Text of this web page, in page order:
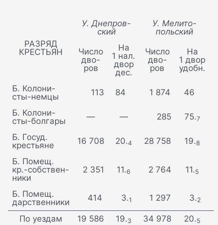
РАЗРЯД
КРЕСТЬЯН
У. Днепров-
ский
У. Мелито-
польский
Число
дво-
ров
На
1 нал.
двор
дес.
Число
дво-
ров
На
1 двор
удобн.
Б. Колони-
сты-немцы
113 84 1 874 46
Б. Колони-
сты-болгары
— — 285 75.7
Б. Госуд.
крестьяне
16 708 20.4 28 758 19.8
Б. Помещ.
кр.-собствен-
ники
2 351 11.6 2 764 11.5
Б. Помещ.
дарственники
414 3.1 1 297 3.2
По уездам 19 586 19.3 34 978 20.5